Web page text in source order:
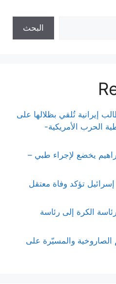
البحث
إيرانية تُلقي بظلالها على
الحرب الأمريكية-
يخضع لإجراء طبي –
تؤكد وفاة معتقل
الكرة إلى رئاسة
الصاروخية والمسيّرة على